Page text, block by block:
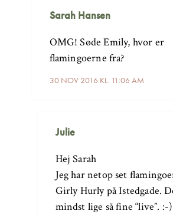
Sarah Hansen
30 NOV 2016 KL. 11:06 AM
OMG! Søde Emily, hvor er
flamingoerne fra?
Julie
Hej Sarah
Jeg har netop set
Girly Hurly på Istedgade.
mindst lige så fine “live”. :-)